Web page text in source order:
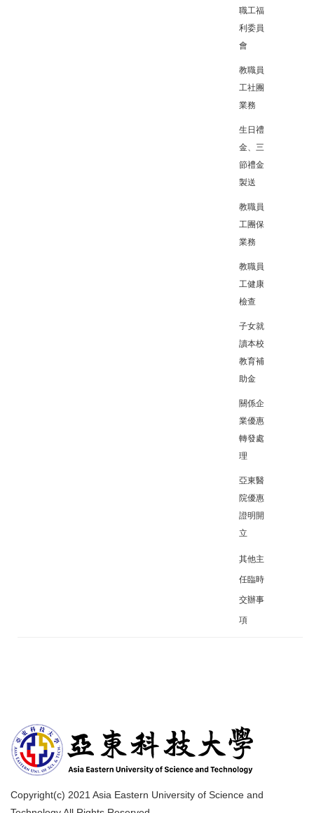
職工福
利委員
會
教職員
工社團
業務
生日禮
金、三
節禮金
製送
教職員
工團保
業務
教職員
工健康
檢查
子女就
讀本校
教育補
助金
關係企
業優惠
轉發處
理
亞東醫
院優惠
證明開
立
其他主
任臨時
交辦事
項
Copyright(c) 2021 Asia Eastern University of Science and